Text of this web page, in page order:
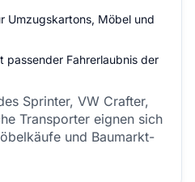
Umzugskartons, Möbel und
passender Fahrerlaubnis der
Sprinter, VW Crafter,
Transporter eignen sich
und Baumarkt-